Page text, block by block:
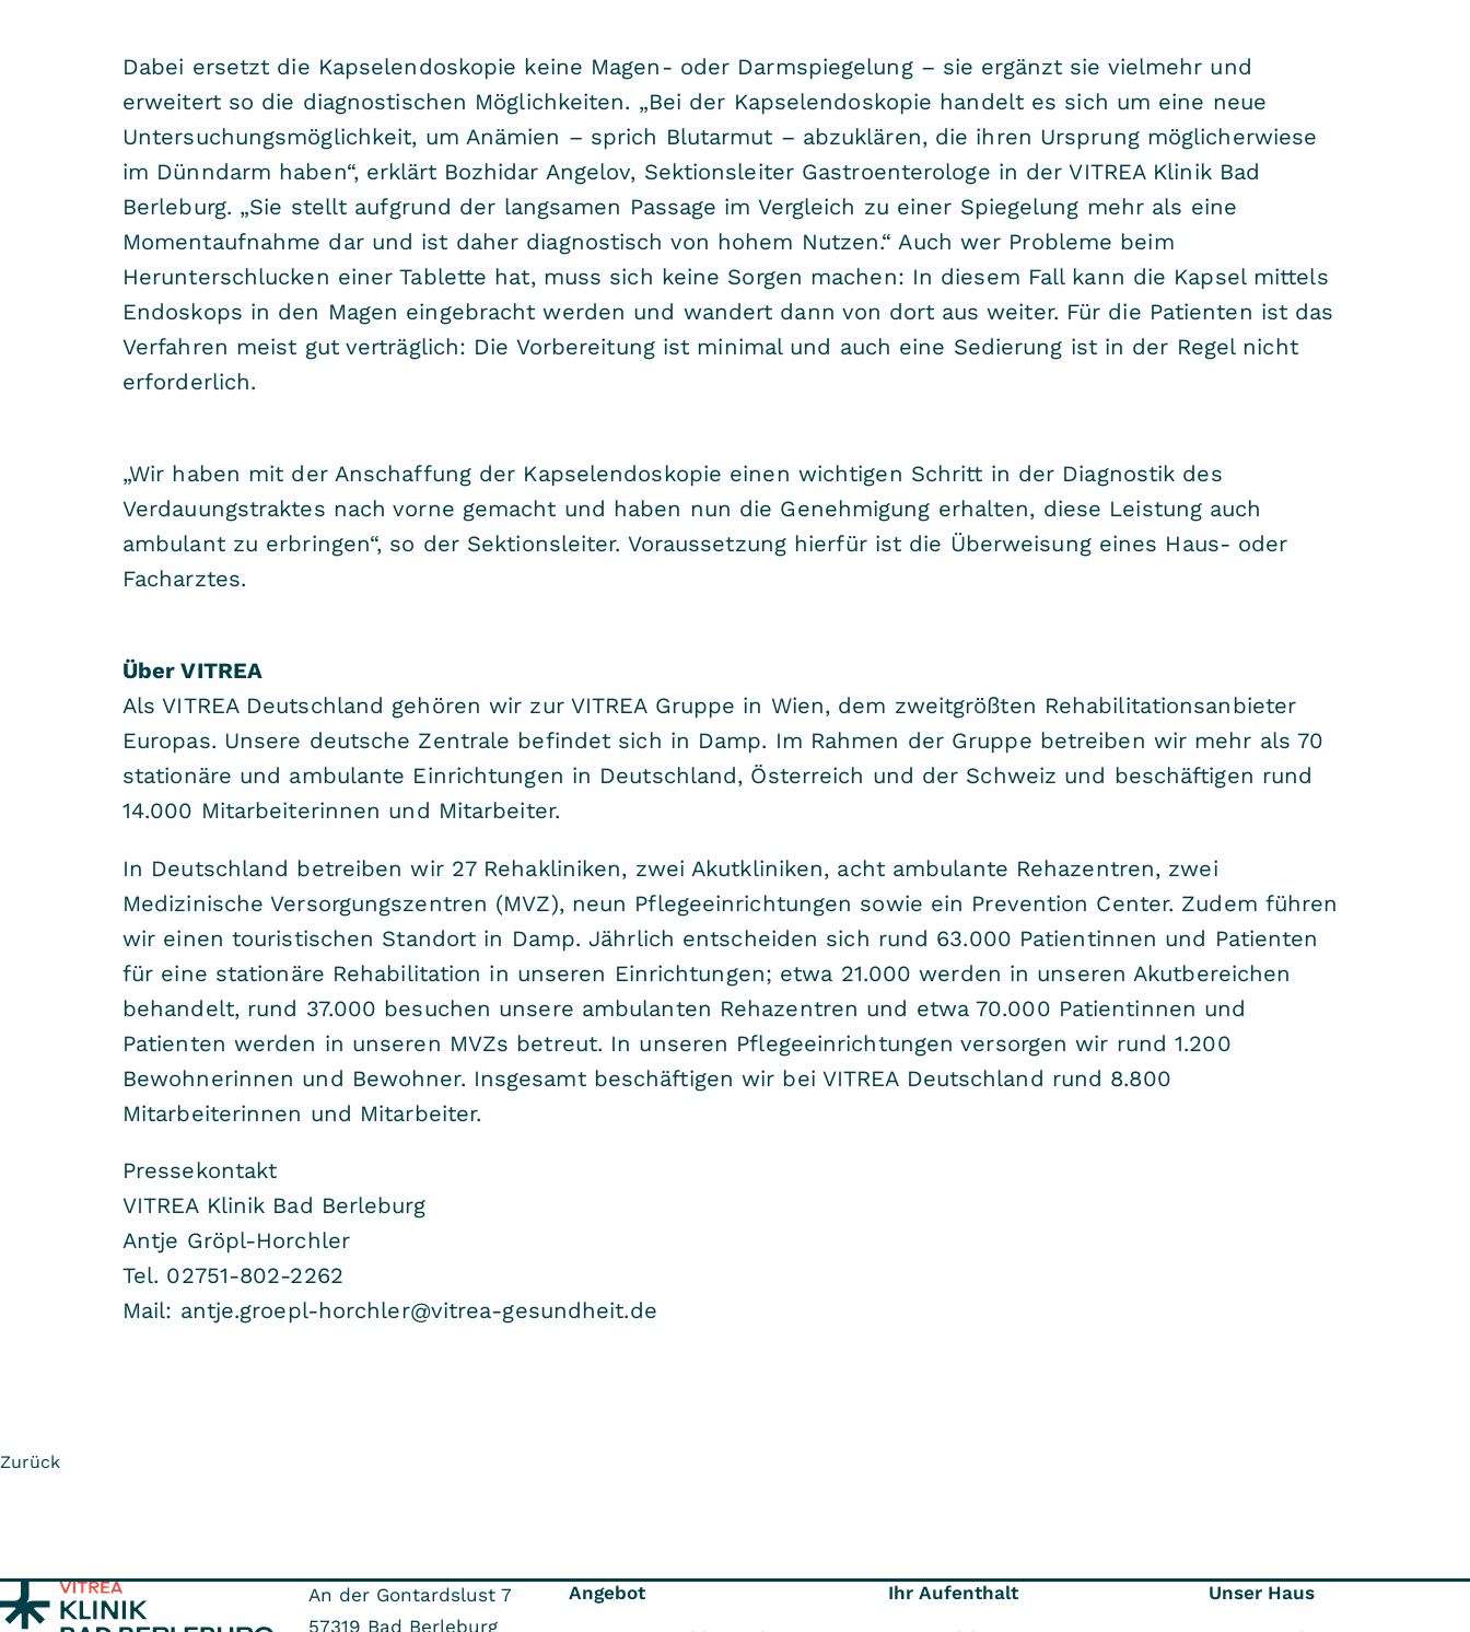
Dabei ersetzt die Kapselendoskopie keine Magen- oder Darmspiegelung – sie ergänzt sie vielmehr und
erweitert so die diagnostischen Möglichkeiten. „Bei der Kapselendoskopie handelt es sich um eine neue
Untersuchungsmöglichkeit, um Anämien – sprich Blutarmut – abzuklären, die ihren Ursprung möglicherwiese
im Dünndarm haben“, erklärt Bozhidar Angelov, Sektionsleiter Gastroenterologe in der VITREA Klinik Bad
Berleburg. „Sie stellt aufgrund der langsamen Passage im Vergleich zu einer Spiegelung mehr als eine
Momentaufnahme dar und ist daher diagnostisch von hohem Nutzen.“ Auch wer Probleme beim
Herunterschlucken einer Tablette hat, muss sich keine Sorgen machen: In diesem Fall kann die Kapsel mittels
Endoskops in den Magen eingebracht werden und wandert dann von dort aus weiter. Für die Patienten ist das
Verfahren meist gut verträglich: Die Vorbereitung ist minimal und auch eine Sedierung ist in der Regel nicht
erforderlich.
„Wir haben mit der Anschaffung der Kapselendoskopie einen wichtigen Schritt in der Diagnostik des
Verdauungstraktes nach vorne gemacht und haben nun die Genehmigung erhalten, diese Leistung auch
ambulant zu erbringen“, so der Sektionsleiter. Voraussetzung hierfür ist die Überweisung eines Haus- oder
Facharztes.
Über VITREA
Als VITREA Deutschland gehören wir zur VITREA Gruppe in Wien, dem zweitgrößten Rehabilitationsanbieter
Europas. Unsere deutsche Zentrale befindet sich in Damp. Im Rahmen der Gruppe betreiben wir mehr als 70
stationäre und ambulante Einrichtungen in Deutschland, Österreich und der Schweiz und beschäftigen rund
14.000 Mitarbeiterinnen und Mitarbeiter.
In Deutschland betreiben wir 27 Rehakliniken, zwei Akutkliniken, acht ambulante Rehazentren, zwei
Medizinische Versorgungszentren (MVZ), neun Pflegeeinrichtungen sowie ein Prevention Center. Zudem führen
wir einen touristischen Standort in Damp. Jährlich entscheiden sich rund 63.000 Patientinnen und Patienten
für eine stationäre Rehabilitation in unseren Einrichtungen; etwa 21.000 werden in unseren Akutbereichen
behandelt, rund 37.000 besuchen unsere ambulanten Rehazentren und etwa 70.000 Patientinnen und
Patienten werden in unseren MVZs betreut. In unseren Pflegeeinrichtungen versorgen wir rund 1.200
Bewohnerinnen und Bewohner. Insgesamt beschäftigen wir bei VITREA Deutschland rund 8.800
Mitarbeiterinnen und Mitarbeiter.
Pressekontakt
VITREA Klinik Bad Berleburg
Antje Gröpl-Horchler
Tel. 02751-802-2262
Mail: antje.groepl-horchler@vitrea-gesundheit.de
Zurück
An der Gontardslust 7
57319 Bad Berleburg
Angebot Ihr Aufenthalt Unser Haus